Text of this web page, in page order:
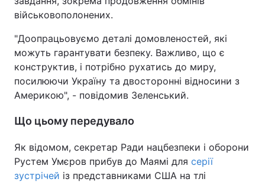
військовополонених.
"Доопрацьовуємо деталі домовленостей, які
можуть гарантувати безпеку. Важливо, що є
конструктив, і потрібно рухатись до миру,
посилюючи Україну та двосторонні відносини з
Америкою", - повідомив Зеленський.
Що цьому передувало
Як відомом, секретар Ради нацбезпеки і оборони
Рустем Умєров прибув до Маямі для серії
зустрічей із представниками США на тлі